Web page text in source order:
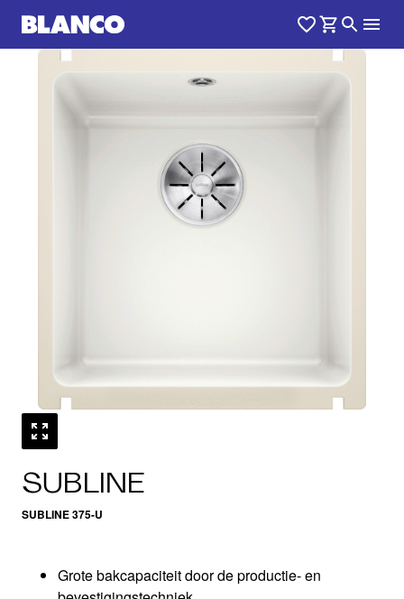
SUBLINE
SUBLINE 375-U
1 /0
Grote bakcapaciteit door de productie- en